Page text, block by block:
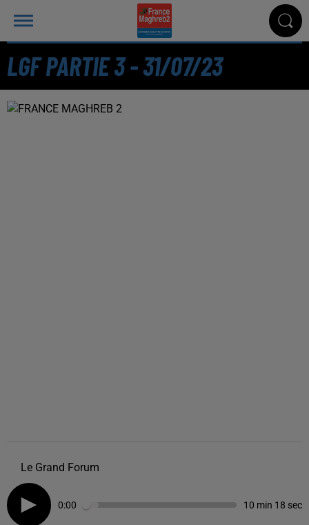
LGF PARTIE 3 - 31/07/23
Le Grand Forum
0:00 10 min 18 sec